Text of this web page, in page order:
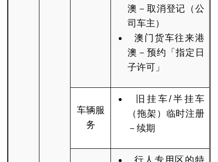
澳－取消登记（公
司车主）
澳门货车往来港
澳－预约「指定日
子许可」
车辆服
务
旧挂车/半挂车
（拖架）临时注册
－续期
行人专用区的特